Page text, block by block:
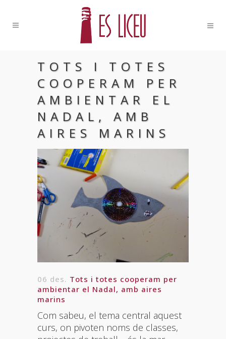
TOTS I TOTES
COOPERAM PER
AMBIENTAR EL
NADAL, AMB
AIRES MARINS
06 des. Tots i totes cooperam per
ambientar el Nadal, amb aires
marins
Com sabeu, el tema central aquest
curs, on pivoten noms de classes,